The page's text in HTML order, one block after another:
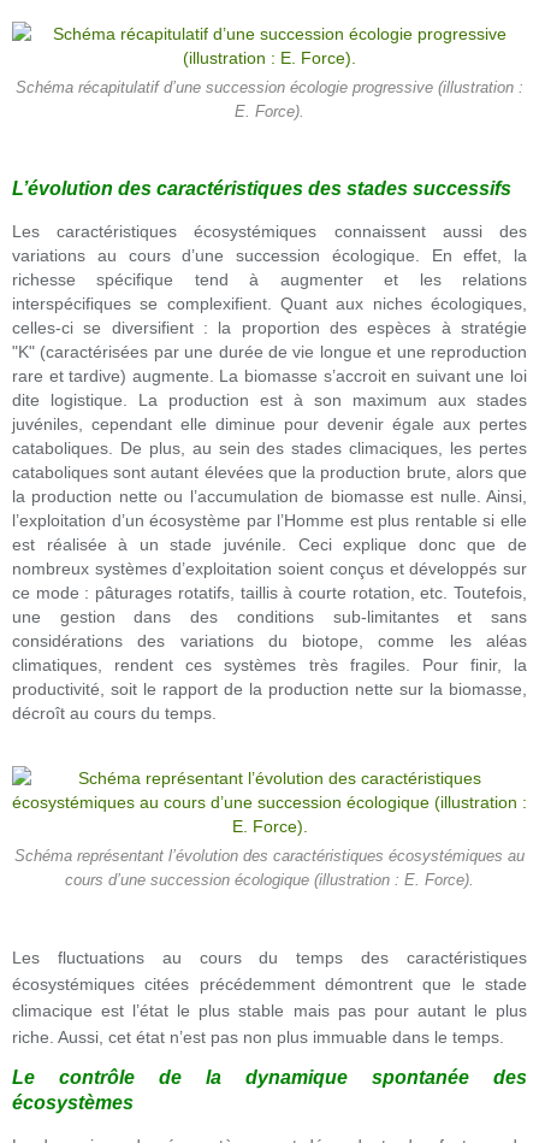
Schéma récapitulatif d’une succession écologie progressive (illustration :
E. Force).
L’évolution des caractéristiques des stades successifs
Les caractéristiques écosystémiques connaissent aussi des
variations au cours d’une succession écologique. En effet, la
richesse spécifique tend à augmenter et les relations
interspécifiques se complexifient. Quant aux niches écologiques,
celles-ci se diversifient : la proportion des espèces à stratégie
"K" (caractérisées par une durée de vie longue et une reproduction
rare et tardive) augmente. La biomasse s’accroit en suivant une loi
dite logistique. La production est à son maximum aux stades
juvéniles, cependant elle diminue pour devenir égale aux pertes
cataboliques. De plus, au sein des stades climaciques, les pertes
cataboliques sont autant élevées que la production brute, alors que
la production nette ou l’accumulation de biomasse est nulle. Ainsi,
l’exploitation d’un écosystème par l’Homme est plus rentable si elle
est réalisée à un stade juvénile. Ceci explique donc que de
nombreux systèmes d’exploitation soient conçus et développés sur
ce mode : pâturages rotatifs, taillis à courte rotation, etc. Toutefois,
une gestion dans des conditions sub-limitantes et sans
considérations des variations du biotope, comme les aléas
climatiques, rendent ces systèmes très fragiles. Pour finir, la
productivité, soit le rapport de la production nette sur la biomasse,
décroît au cours du temps.
Schéma représentant l’évolution des caractéristiques écosystémiques au
cours d’une succession écologique (illustration : E. Force).
Les fluctuations au cours du temps des caractéristiques
écosystémiques citées précédemment démontrent que le stade
climacique est l’état le plus stable mais pas pour autant le plus
riche. Aussi, cet état n’est pas non plus immuable dans le temps.
Le contrôle de la dynamique spontanée des
écosystèmes